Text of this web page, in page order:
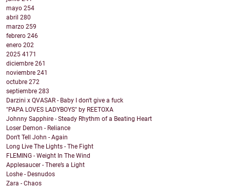
mayo 254
abril 280
marzo 259
febrero 246
enero 202
2025 4171
diciembre 261
noviembre 241
octubre 272
septiembre 283
Darzini x QVASAR - Baby I don't give a fuck
"PAPA LOVES LADYBOYS" by REETOXA
Johnny Sapphire - Steady Rhythm of a Beating Heart
Loser Demon - Reliance
Don't Tell John - Again
Long Live The Lights - The Fight
FLEMING - Weight In The Wind
Applesaucer - There’s a Light
Loshe - Desnudos
Zara - Chaos